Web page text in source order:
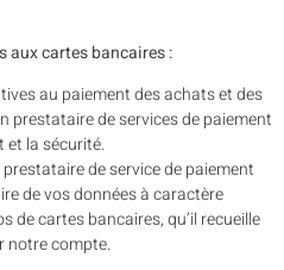
aux cartes bancaires :
au paiement des achats et des
prestataire de services de paiement
et la sécurité.
de service de paiement
de vos données à caractère
de cartes bancaires, qu’il recueille
notre compte.